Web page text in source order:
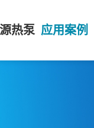
热泵 应用案例